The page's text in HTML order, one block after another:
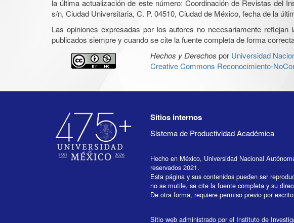
la última actualización de este número: Coordinación de Revistas del
s/n, Ciudad Universitaria, C. P. 04510, Ciudad de México, fecha de la
Las opiniones expresadas por los autores no necesariamente
publicados siempre y cuando se cite la fuente completa de forma
Hechos y Derechos por Universidad
Creative Commons Reconocimiento-
Sitios internos
Sistema de Productividad Académica
Hecho en México, Universidad Nacional
reservados 2021.
Esta página y sus contenidos pueden ser
no se mutile, se cite la fuente completa y su
De otra forma, requiere permiso previo por
Sitio web administrado por el Instituto de